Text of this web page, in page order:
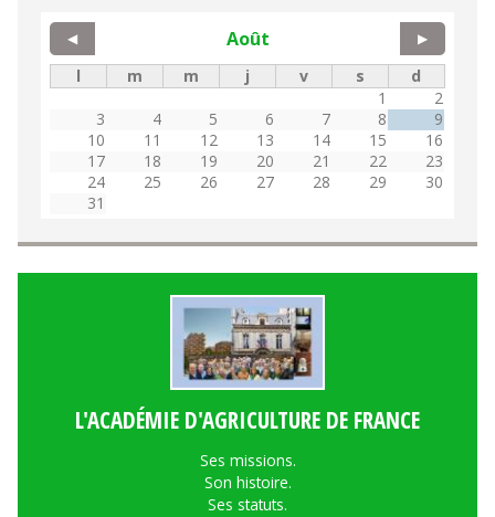
Août
◀ ▶
l m m j v s
d
1
2
3
4 5 6 7 8
9
10
11 12 13 14 15
16
17
18 19 20 21 22
23
24
25 26 27 28 29
30
31
L'ACADÉMIE D'AGRICULTURE DE FRANCE
Ses missions.
Son histoire.
Ses statuts.